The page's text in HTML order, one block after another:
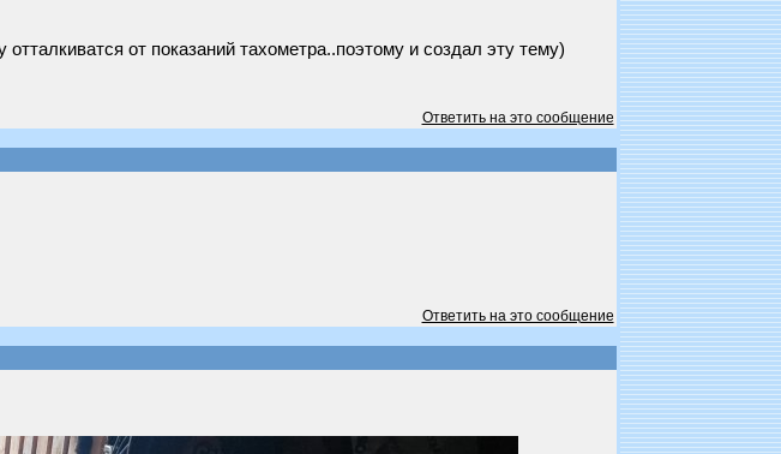
от показаний тахометра..поэтому и создал эту тему)
Ответить на это сообщение
Ответить на это сообщение